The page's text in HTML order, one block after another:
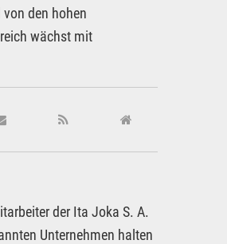
den hohen
wächst mit
der Ita Joka S. A.
Unternehmen halten